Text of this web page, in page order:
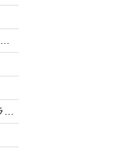
ブラジル金属球体UFO事件の機密ファイル
6時間動かず浮かんだ発光球体、コロラド上空の謎